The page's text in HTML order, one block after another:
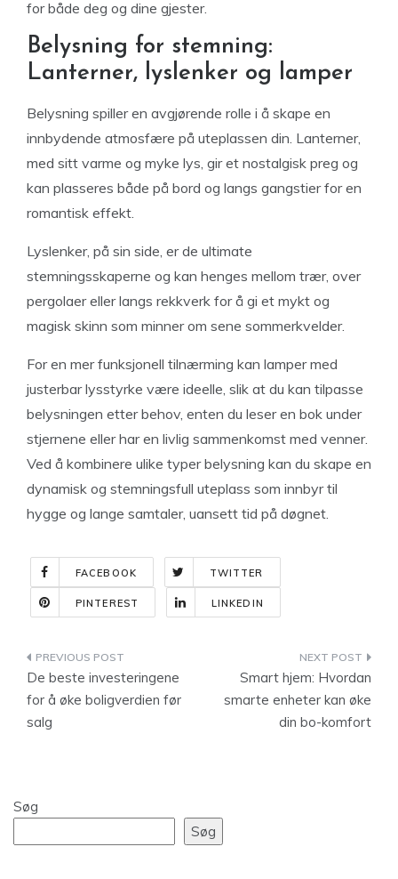
for både deg og dine gjester.
Belysning for stemning:
Lanterner, lyslenker og lamper
Belysning spiller en avgjørende rolle i å skape en
innbydende atmosfære på uteplassen din. Lanterner,
med sitt varme og myke lys, gir et nostalgisk preg og
kan plasseres både på bord og langs gangstier for en
romantisk effekt.
Lyslenker, på sin side, er de ultimate
stemningsskaperne og kan henges mellom trær, over
pergolaer eller langs rekkverk for å gi et mykt og
magisk skinn som minner om sene sommerkvelder.
For en mer funksjonell tilnærming kan lamper med
justerbar lysstyrke være ideelle, slik at du kan tilpasse
belysningen etter behov, enten du leser en bok under
stjernene eller har en livlig sammenkomst med venner.
Ved å kombinere ulike typer belysning kan du skape en
dynamisk og stemningsfull uteplass som innbyr til
hygge og lange samtaler, uansett tid på døgnet.
FACEBOOK TWITTER
PINTEREST LINKEDIN
Indlægsnavigation
De beste investeringene
for å øke boligverdien før
salg
Smart hjem: Hvordan
smarte enheter kan øke
din bo-komfort
Søg
Søg